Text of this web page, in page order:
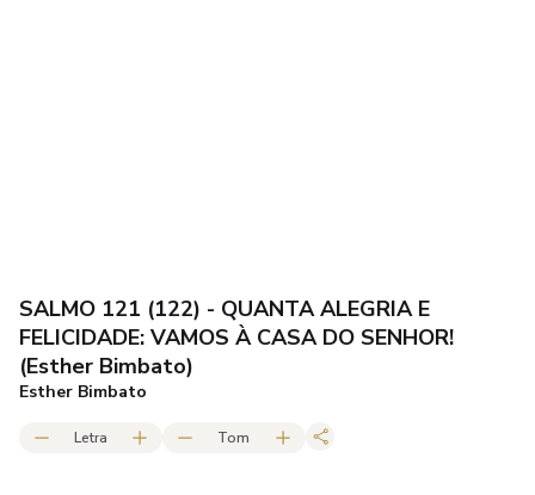
SALMO 121 (122) - QUANTA ALEGRIA E
FELICIDADE: VAMOS À CASA DO SENHOR!
(Esther Bimbato)
Esther Bimbato
Letra Tom